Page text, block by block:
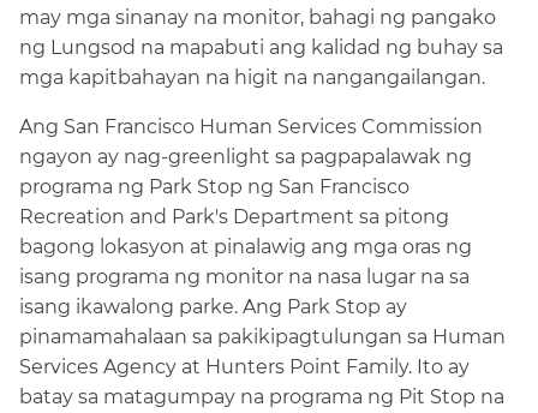
may mga sinanay na monitor, bahagi ng pangako
ng Lungsod na mapabuti ang kalidad ng buhay sa
mga kapitbahayan na higit na nangangailangan.​​
Ang San Francisco Human Services Commission
ngayon ay nag-greenlight sa pagpapalawak ng
programa ng Park Stop ng San Francisco
Recreation and Park's Department sa pitong
bagong lokasyon at pinalawig ang mga oras ng
isang programa ng monitor na nasa lugar na sa
isang ikawalong parke. Ang Park Stop ay
pinamamahalaan sa pakikipagtulungan sa Human
Services Agency at Hunters Point Family. Ito ay
batay sa matagumpay na programa ng Pit Stop na